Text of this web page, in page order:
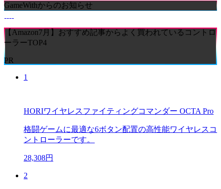
GameWithからのお知らせ
【Amazon7月】おすすめ記事からよく買われているコントロ
ーラーTOP4
PR
1
HORIワイヤレスファイティングコマンダー OCTA Pro
格闘ゲームに最適な6ボタン配置の高性能ワイヤレスコ
ントローラーです。
28,308円
2